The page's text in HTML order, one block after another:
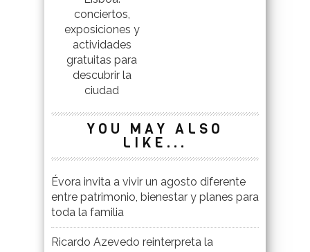
conciertos,
exposiciones y
actividades
gratuitas para
descubrir la
ciudad
YOU MAY ALSO
LIKE...
Évora invita a vivir un agosto diferente
entre patrimonio, bienestar y planes para
toda la familia
Ricardo Azevedo reinterpreta la